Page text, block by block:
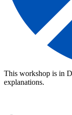
This workshop is in
explanations.